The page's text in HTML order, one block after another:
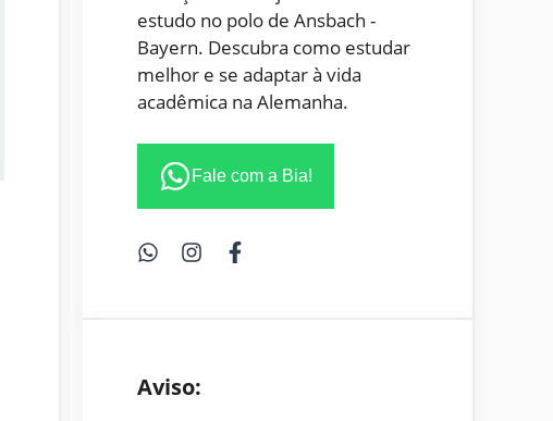
estudo no polo de Ansbach -
Bayern. Descubra como estudar
melhor e se adaptar à vida
acadêmica na Alemanha.
Fale com a Bia!
Aviso: